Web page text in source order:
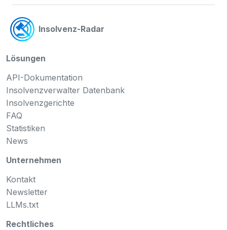
Insolvenz-Radar
Lösungen
API-Dokumentation
Insolvenzverwalter Datenbank
Insolvenzgerichte
FAQ
Statistiken
News
Unternehmen
Kontakt
Newsletter
LLMs.txt
Rechtliches